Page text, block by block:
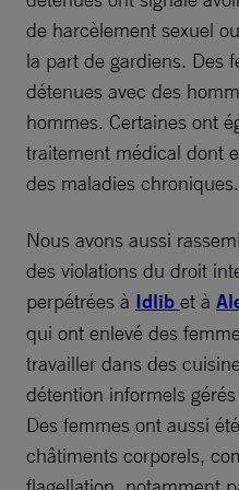
de harcèlement sexuel
la part de gardiens. Des
détenues avec des
hommes. Certaines ont
traitement médical dont
des maladies chroniques.
Nous avons aussi
des violations du droit
perpétrées à Idlib et à
qui ont enlevé des
travailler dans des
détention informels
Des femmes ont aussi
châtiments corporels,